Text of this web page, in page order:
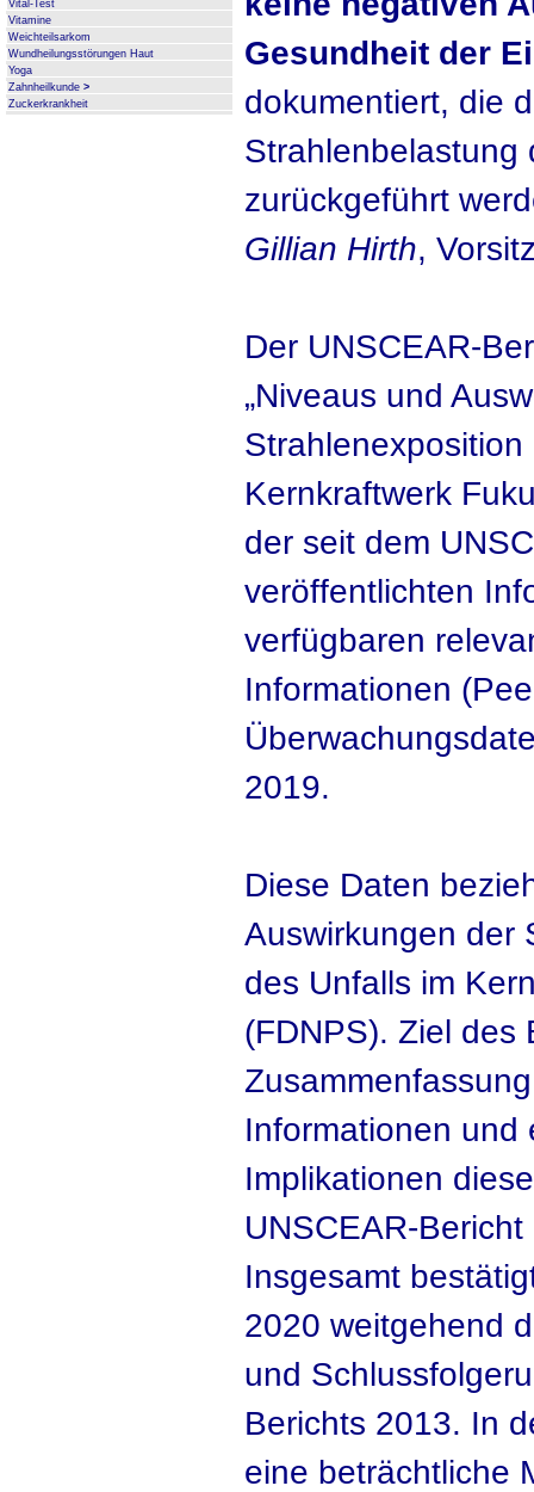
Vital-Test
Vitamine
Weichteilsarkom
Wundheilungsstörungen Haut
Yoga
Zahnheilkunde >
Zuckerkrankheit
Gesundheit der
dokumentiert, die
Strahlenbelastung
zurückgeführt
Gillian Hirth,
Der UNSCEAR-
„Niveaus und
Kernkraftwerk
der seit dem
veröffentlichten
verfügbaren
Informationen
2019.
Diese Daten
Auswirkungen der
des Unfalls im
(FDNPS). Ziel des
Informationen und
Implikationen
UNSCEAR-
Insgesamt
2020 weitgehend
und
Berichts 2013. In
eine beträchtliche